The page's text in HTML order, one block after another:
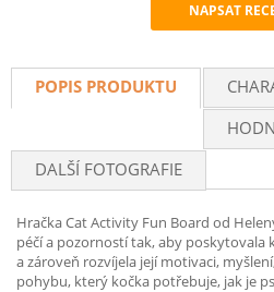
NAPSAT
POPIS PRODUKTU
DALŠÍ FOTOGRAFIE
Hračka Cat Activity Fun Board od
péčí a pozorností tak, aby poskytovala
a zároveň rozvíjela její motivaci,
pohybu, který kočka potřebuje, jak je